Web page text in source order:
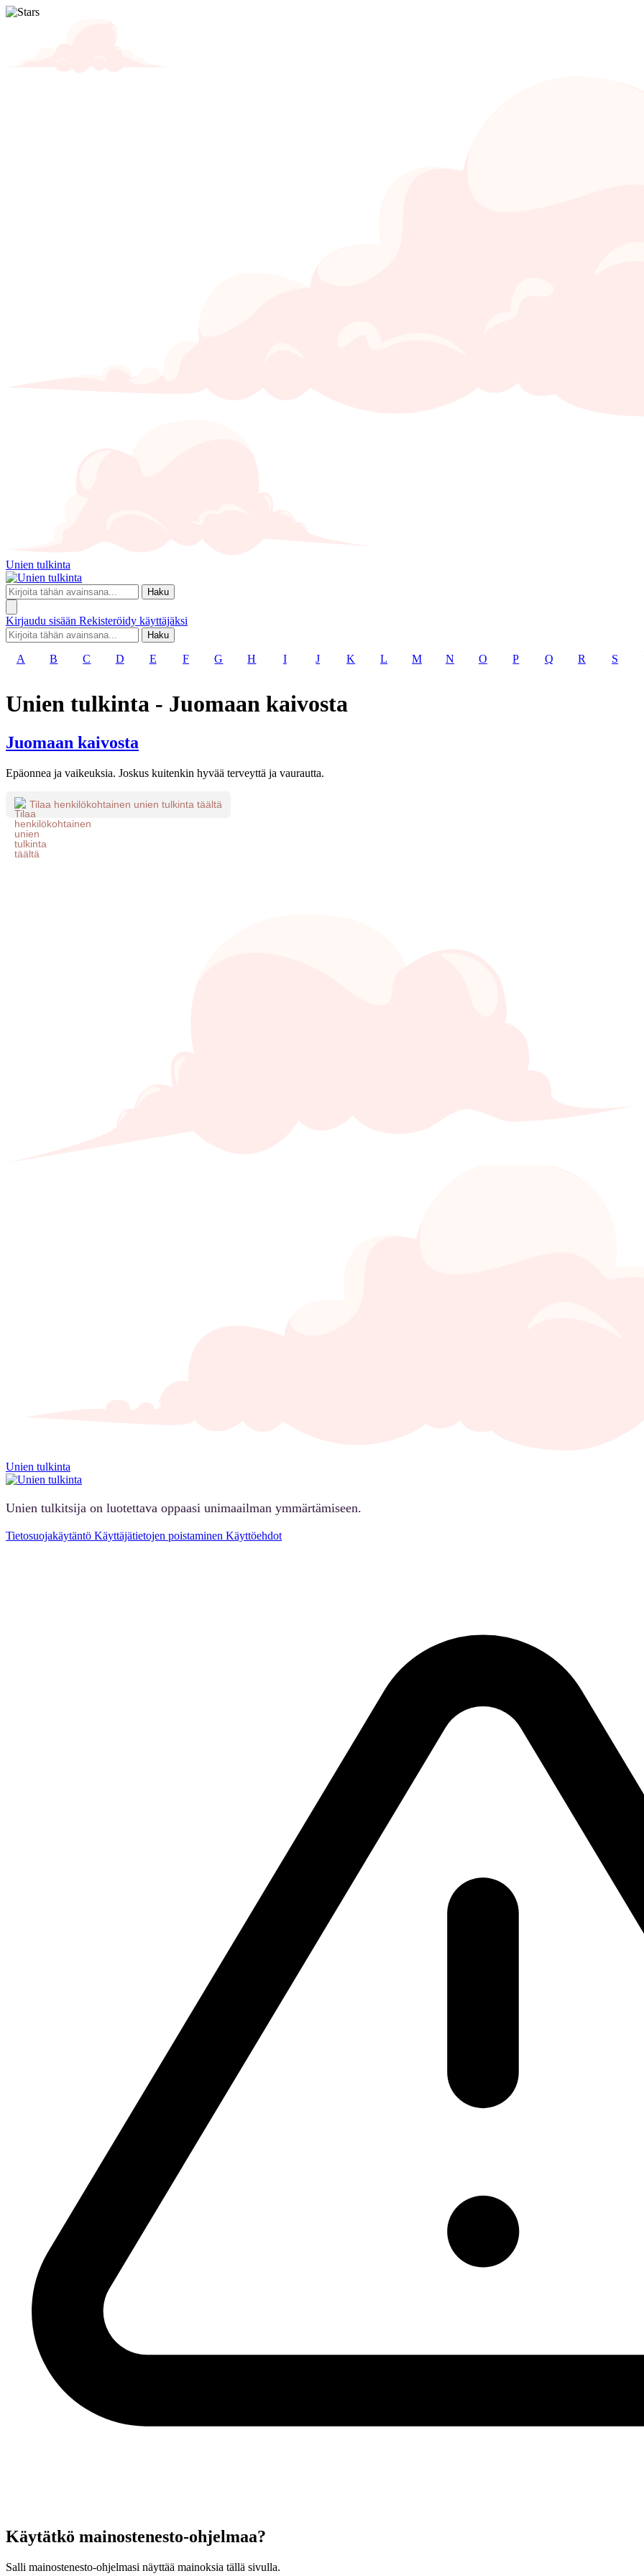
Unien tulkinta
Haku
Kirjaudu sisään Rekisteröidy käyttäjäksi
Haku
A B C D E F G H I J K L M N O P Q R S
Unien tulkinta - Juomaan kaivosta
Juomaan kaivosta
Epäonnea ja vaikeuksia. Joskus kuitenkin hyvää terveyttä ja vaurautta.
Tilaa henkilökohtainen unien tulkinta täältä
Unien tulkinta
Unien tulkitsija on luotettava oppaasi unimaailman ymmärtämiseen.
Tietosuojakäytäntö Käyttäjätietojen poistaminen Käyttöehdot
Käytätkö mainostenesto-ohjelmaa?
Salli mainostenesto-ohjelmasi näyttää mainoksia tällä sivulla.